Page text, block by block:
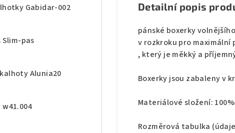
Gabidar-002
pas
Alunia20
Detailní popis
pánské boxerky
v rozkroku pro maximální
, který je měkký a
Boxerky jsou zabaleny v
Materiálové složení:
Rozměrová tabulka